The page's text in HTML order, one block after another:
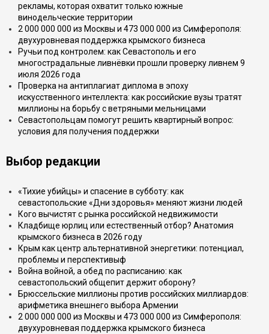
рекламы, которая охватит только южные
винодельческие территории
2 000 000 000 из Москвы и 473 000 000 из Симферополя:
двухуровневая поддержка крымского бизнеса
Ручьи под контролем: как Севастополь и его
многострадальные ливнёвки прошли проверку ливнем 9
июля 2026 года
Проверка на антиплагиат диплома в эпоху
искусственного интеллекта: как российские вузы тратят
миллионы на борьбу с ветряными мельницами
Севастопольцам помогут решить квартирный вопрос:
условия для получения поддержки
Выбор редакции
«Тихие убийцы» и спасение в субботу: как
севастопольские «Дни здоровья» меняют жизни людей
Кого вычистят с рынка российской недвижимости
Кладбище юрлиц или естественный отбор? Анатомия
крымского бизнеса в 2026 году
Крым как центр альтернативной энергетики: потенциал,
проблемы и перспективыф
Война войной, а обед по расписанию: как
севастопольский общепит держит оборону?
Брюссельские миллионы против российских миллиардов:
арифметика внешнего выбора Армении
2 000 000 000 из Москвы и 473 000 000 из Симферополя:
двухуровневая поддержка крымского бизнеса